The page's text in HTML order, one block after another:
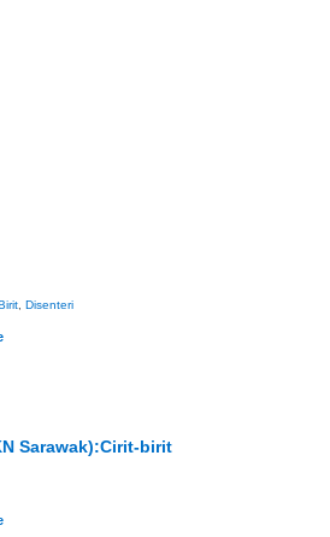
, Disenteri
Sarawak):Cirit-birit